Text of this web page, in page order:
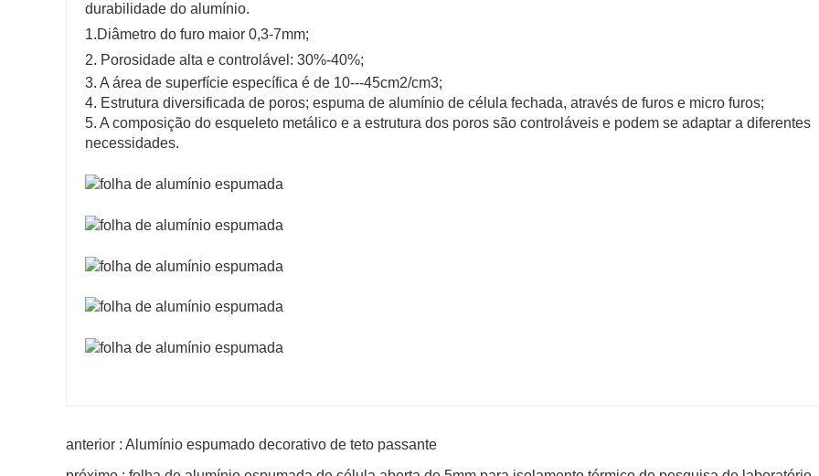
Em geral, os painéis de espuma de
arquitetura e aos espaços internos do
durabilidade do alumínio.
1.Diâmetro do furo maior 0,3-7mm;
2. Porosidade alta e controlável: 30%-40%;
3. A área de superfície específica é de 10---45cm2/cm3;
4. Estrutura diversificada de poros; espuma de alumínio de célula fechada, através de furos e micro furos;
5. A composição do esqueleto metálico e a estrutura dos poros são controláveis ​​e podem se adaptar a diferentes
necessidades.
anterior : Alumínio espumado decorativo de teto passante